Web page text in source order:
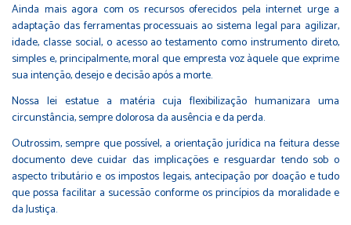
Ainda mais agora com os recursos oferecidos pela internet urge a
adaptação das ferramentas processuais ao sistema legal para agilizar,
idade, classe social, o acesso ao testamento como instrumento direto,
simples e, principalmente, moral que empresta voz àquele que exprime
sua intenção, desejo e decisão após a morte.
Nossa lei estatue a matéria cuja flexibilização humanizara uma
circunstância, sempre dolorosa da ausência e da perda.
Outrossim, sempre que possível, a orientação jurídica na feitura desse
documento deve cuidar das implicações e resguardar tendo sob o
aspecto tributário e os impostos legais, antecipação por doação e tudo
que possa facilitar a sucessão conforme os princípios da moralidade e
da Justiça.